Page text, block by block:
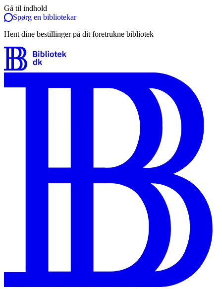
Gå til indhold
Spørg en bibliotekar
Hent dine bestillinger på dit foretrukne bibliotek